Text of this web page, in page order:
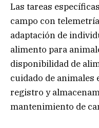
Las tareas
campo con
adaptación de
alimento para
disponibilidad de
cuidado de animales
registro y
mantenimiento de